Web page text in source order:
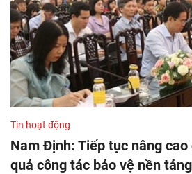
Tin hoạt động
Nam Định: Tiếp tục nâng
quả công tác bảo vệ nền